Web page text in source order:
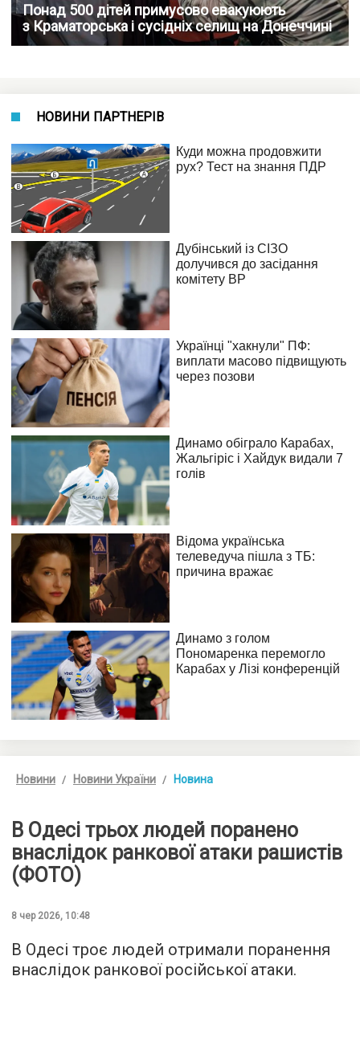
Понад 500 дітей примусово евакуюють
з Краматорська і сусідніх селищ на Донеччині
НОВИНИ ПАРТНЕРІВ
Новини Новини України Новина
В Одесі трьох людей поранено
внаслідок ранкової атаки рашистів
(ФОТО)
8 чер 2026, 10:48
В Одесі троє людей отримали поранення
внаслідок ранкової російської атаки.